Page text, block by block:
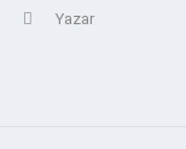
Yazar